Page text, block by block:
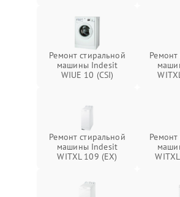
Ремонт стиральной
машины Indesit
WIUE 10 (CSI)
Ремонт
Ремонт стиральной
машины Indesit
WITXL 109 (EX)
Ремонт